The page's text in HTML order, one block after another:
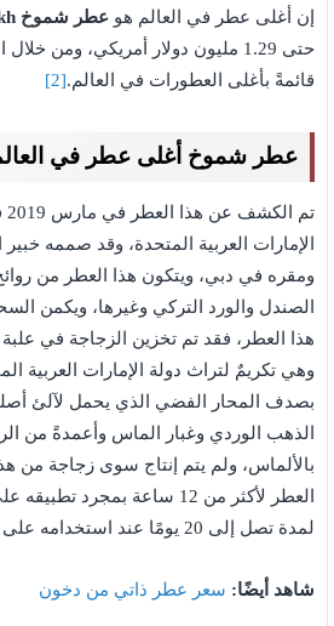
إن أغلى عطر في العالم هو عطر شموخ
حتى 1.29 مليون دولار أمريكي، ومن
قائمةً بأغلى العطورات في العالم.[2]
عطر شموخ أغلى عطر في
الإمارات العربية المتحدة، وقد صممه
ومقره في دبي، ويتكون هذا العطر من
الصندل والورد التركي وغيرها، ويكمن
هذا العطر، فقد تم تخزين الزجاجة في
وهي تكريمٌ لتراث دولة الإمارات العربية
بصدف المحار الفضي الذي يحمل لآلئ
الذهب الوردي وغبار الماس وأعمدةً من
بالألماس، ولم يتم إنتاج سوى زجاجة من
العطر لأكثر من 12 ساعة بمجرد
لمدة تصل إلى 20 يومًا عند استخدامه على القماش.
شاهد أيضًا: سعر عطر ذاتي من دخون